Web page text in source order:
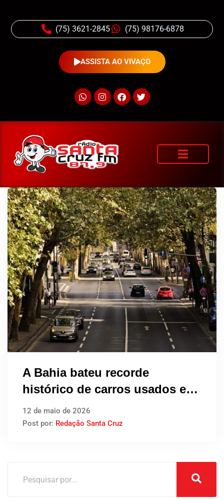
(75) 3621-2845 (75) 98176-6878
ASSISTA AO VIVAÇO
A Bahia bateu recorde
histórico de carros usados em
2025, e 2026 promete ser ainda
maior
12 de maio de 2026
Post por: Redação Santa Cruz